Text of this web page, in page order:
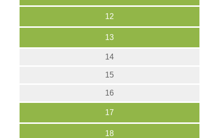
12
13
14
15
16
17
18